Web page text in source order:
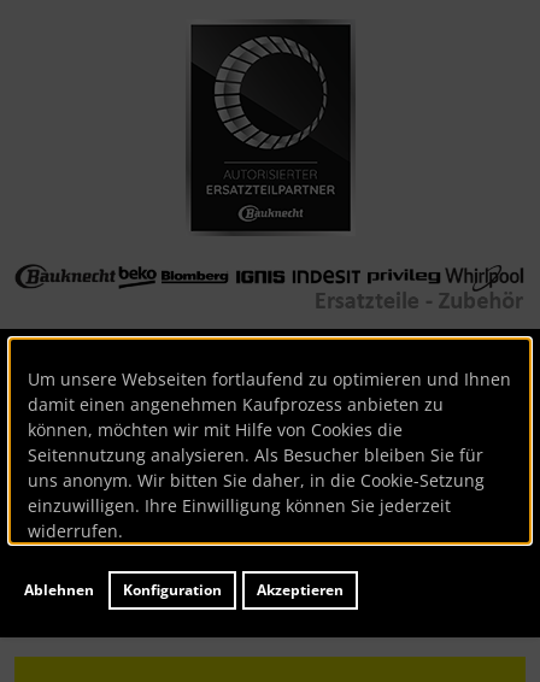
Sprungnavigation
Springe zur Navigation
Springe zum Inhalt
Springe zum Login-Button
Springe zum Button für Einstellungen
Springe zu den allgemeinen Informationen
Suchen
Vertrag widerrufen
Startseite
Spülen
Um unsere Webseiten fortlaufend zu optimieren und Ihnen
damit einen angenehmen Kaufprozess anbieten zu
können, möchten wir mit Hilfe von Cookies die
Seitennutzung analysieren. Als Besucher bleiben Sie für
uns anonym. Wir bitten Sie daher, in die Cookie-Setzung
einzuwilligen. Ihre Einwilligung können Sie jederzeit
widerrufen.
Akzeptieren
Ablehnen Konfiguration